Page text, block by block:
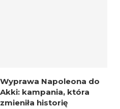
Wyprawa Napoleona do
Akki: kampania, która
zmieniła historię